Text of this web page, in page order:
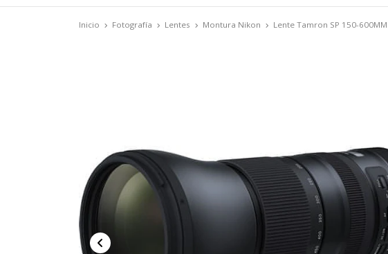
Inicio Fotografía Lentes Montura Nikon Lente Tamron SP 150-